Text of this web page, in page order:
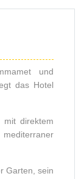
und
das Hotel
direktem
Garten, sein